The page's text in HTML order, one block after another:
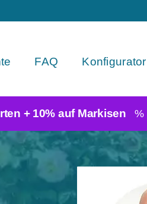
FAQ Konfigurator
+ 10% auf Markisen %